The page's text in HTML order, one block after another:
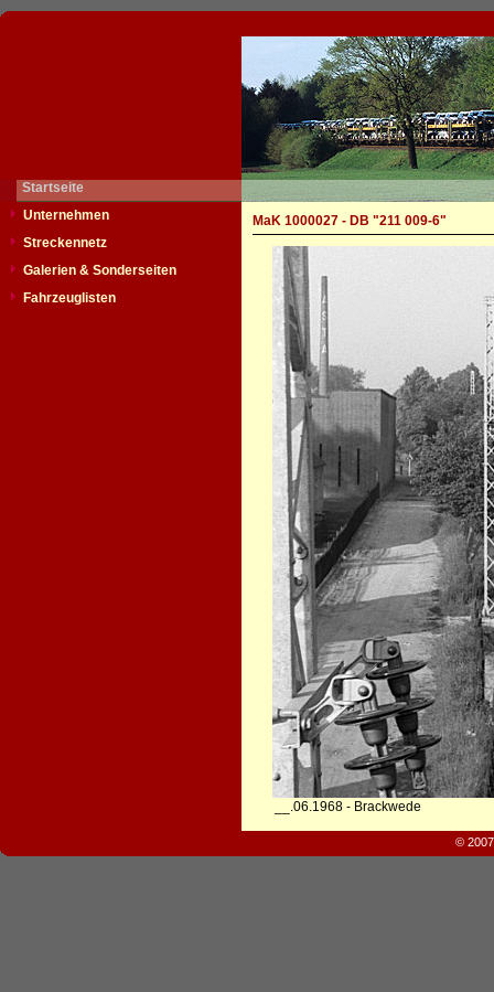
Startseite
Unternehmen
Streckennetz
Galerien & Sonderseiten
Fahrzeuglisten
MaK 1000027 - DB "211 009-6"
__.06.1968 - Brackwede
©